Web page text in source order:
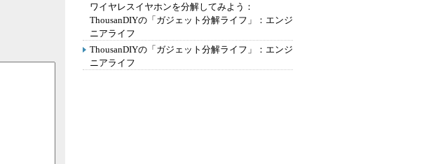
ワイヤレスイヤホンを分解してみよう：
ThousanDIYの「ガジェット分解ライフ」：エンジ
ニアライフ
ThousanDIYの「ガジェット分解ライフ」：エンジ
ニアライフ